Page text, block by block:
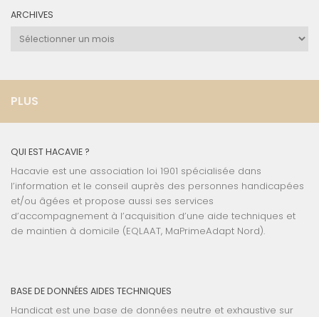
ARCHIVES
Archives
PLUS
QUI EST HACAVIE ?
Hacavie est une association loi 1901 spécialisée dans
l’information et le conseil auprès des personnes handicapées
et/ou âgées et propose aussi ses services
d’accompagnement à l’acquisition d’une aide techniques et
de maintien à domicile (EQLAAT, MaPrimeAdapt Nord).
BASE DE DONNÉES AIDES TECHNIQUES
Handicat est une base de données neutre et exhaustive sur